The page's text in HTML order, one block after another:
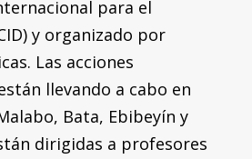
para el
y organizado por
Las acciones
llevando a cabo en
Bata, Ebibeyín y
dirigidas a profesores